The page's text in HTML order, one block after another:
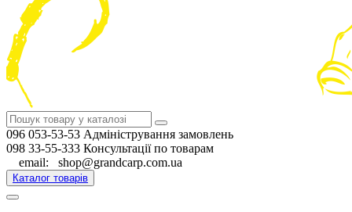
096 053-53-53 Адміністрування замовлень
098 33-55-333 Консультації по товарам
email: shop@grandcarp.com.ua
Каталог товарів